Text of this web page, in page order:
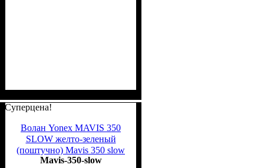
Суперцена!
Волан Yonex MAVIS 350
SLOW желто-зеленый
(поштучно) Mavis 350 slow
Mavis-350-slow